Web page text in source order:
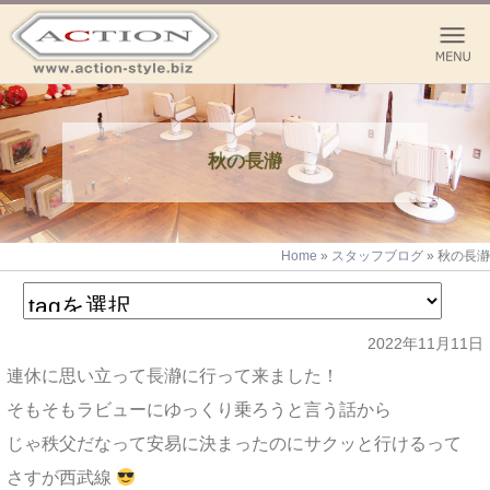
秋の長瀞
Home » スタッフブログ » 秋の長瀞
2022年11月11日
連休に思い立って長瀞に行って来ました！
そもそもラビューにゆっくり乗ろうと言う話から
じゃ秩父だなって安易に決まったのにサクッと行けるって
さすが西武線